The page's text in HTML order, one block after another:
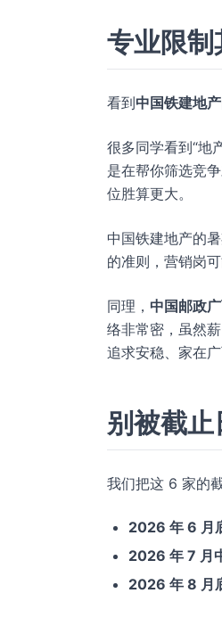
专业限制
看到中国铁建地产
很多同学看到“地
是在帮你筛选竞
位胜算更大。
中国铁建地产的
的准则，营销岗
同理， 中国邮政
络非常密，虽然
追求安稳、家在广
别被截
我们把这 6 家的
2026 年 6 月
2026 年 7 月
2026 年 8 月